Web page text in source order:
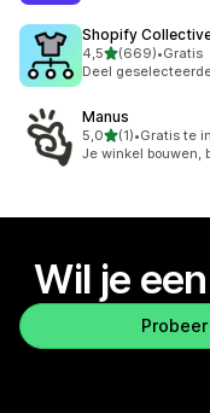
Shopify
4,5van 5 sterren
(669)
669 recensies in
•Gratis
Deel
Manus
5,0van 5 sterren
(1)
1 recensies in totaal
•Gratis te
Je winkel bouwen,
Wil je